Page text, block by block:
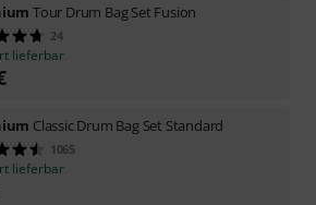
Tour Drum Bag Set Fusion
24
lieferbar
Classic Drum Bag Set Standard
1065
lieferbar